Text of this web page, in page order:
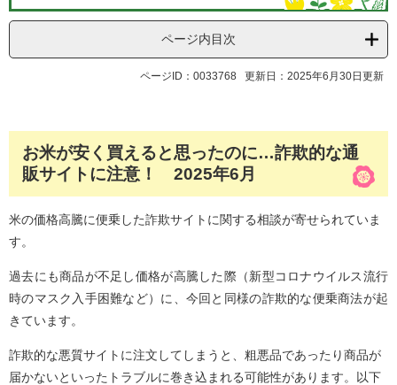
ページ内目次
ページID：0033768 更新日：2025年6月30日更新
お米が安く買えると思ったのに…詐欺的な通
販サイトに注意！ 2025年6月
米の価格高騰に便乗した詐欺サイトに関する相談が寄せられていま
す。
過去にも商品が不足し価格が高騰した際（新型コロナウイルス流行
時のマスク入手困難など）に、今回と同様の詐欺的な便乗商法が起
きています。
詐欺的な悪質サイトに注文してしまうと、粗悪品であったり商品が
届かないといったトラブルに巻き込まれる可能性があります。以下